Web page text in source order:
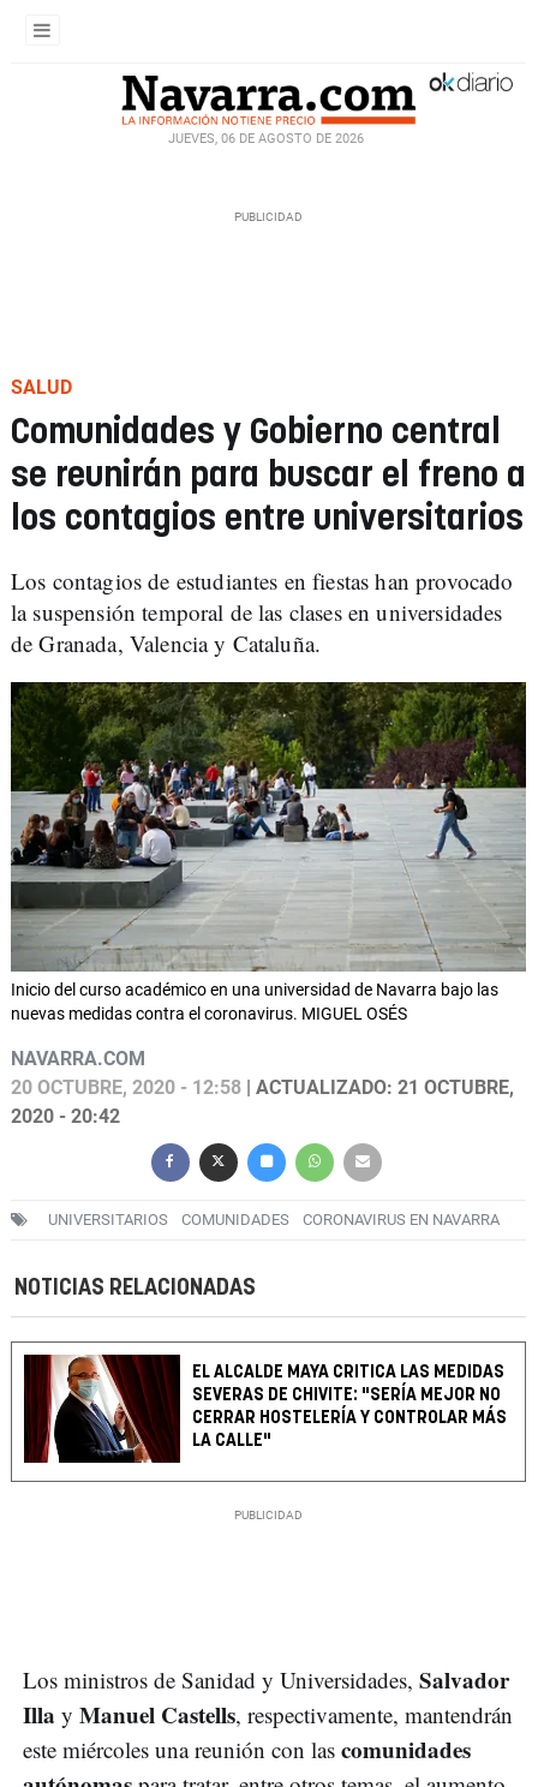
JUEVES, 06 DE AGOSTO DE 2026
SALUD
Comunidades y Gobierno central
se reunirán para buscar el freno a
los contagios entre universitarios
Los contagios de estudiantes en fiestas han provocado
la suspensión temporal de las clases en universidades
de Granada, Valencia y Cataluña.
Inicio del curso académico en una universidad de Navarra bajo las
nuevas medidas contra el coronavirus. MIGUEL OSÉS
NAVARRA.COM
20 OCTUBRE, 2020 - 12:58 | ACTUALIZADO: 21 OCTUBRE,
2020 - 20:42
UNIVERSITARIOS COMUNIDADES CORONAVIRUS EN NAVARRA
NOTICIAS RELACIONADAS
EL ALCALDE MAYA CRITICA LAS MEDIDAS
SEVERAS DE CHIVITE: "SERÍA MEJOR NO
CERRAR HOSTELERÍA Y CONTROLAR MÁS
LA CALLE"
Los ministros de Sanidad y Universidades, Salvador
Illa y Manuel Castells, respectivamente, mantendrán
este miércoles una reunión con las comunidades